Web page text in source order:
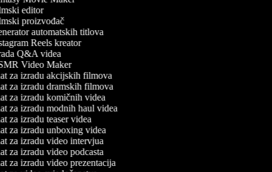
editor
proizvođač
automatskih titlova
Reels kreator
Q&A videa
Video Maker
za izradu akcijskih filmova
za izradu dramskih filmova
za izradu komičnih videa
za izradu modnih haul videa
za izradu teaser videa
za izradu unboxing videa
za izradu video intervjua
za izradu video podcasta
za izradu video prezentacija